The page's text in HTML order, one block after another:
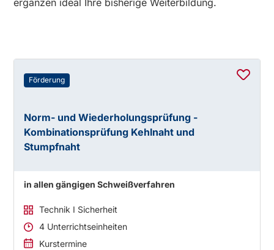
ergänzen ideal Ihre bisherige Weiterbildung.
Förderung
Norm- und Wiederholungsprüfung -
Kombinationsprüfung Kehlnaht und
Stumpfnaht
in allen gängigen Schweißverfahren
Technik I Sicherheit
4 Unterrichtseinheiten
Kurstermine